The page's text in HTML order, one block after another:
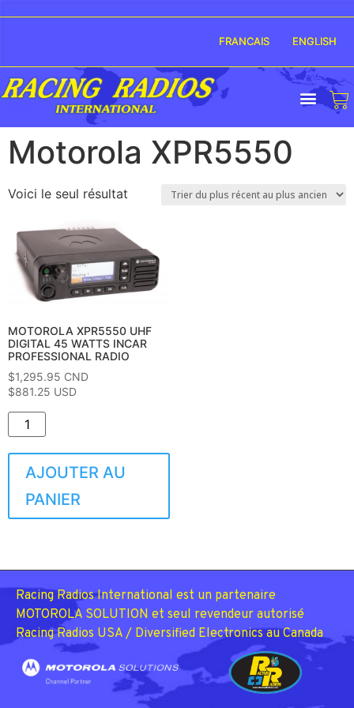
FRANCAIS ENGLISH
Motorola XPR5550
Voici le seul résultat
MOTOROLA XPR5550 UHF
DIGITAL 45 WATTS INCAR
PROFESSIONAL RADIO
$1,295.95 CND
$881.25 USD
AJOUTER AU
PANIER
Racing Radios International est un partenaire
MOTOROLA SOLUTION et seul revendeur autorisé
Racing Radios USA / Diversified Electronics au Canada